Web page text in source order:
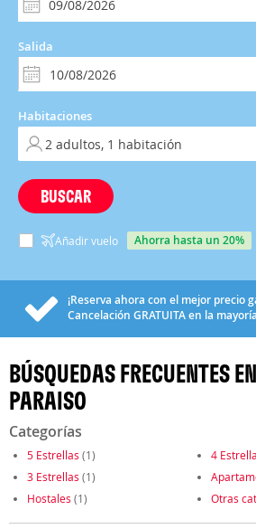
Salida
Habitaciones
BUSCAR
Añadir vuelo ahorra hasta un 20%
¡Reserva ahora con el mejor precio
Cancelación GRATUITAen la
BÚSQUEDAS FRECUENTES
PARAISO
Categorías
5 Estrellas (1) 4
3 Estrellas (1)
Hostales (1) Otras